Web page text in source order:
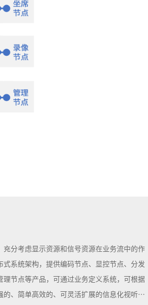
分考虑显示资源和信号资源在业务流中的作
系统架构，提供编码节点、显控节点、分发
节点等产品，可通过业务定义系统，可根据
、简单高效的、可灵活扩展的信息化视听应